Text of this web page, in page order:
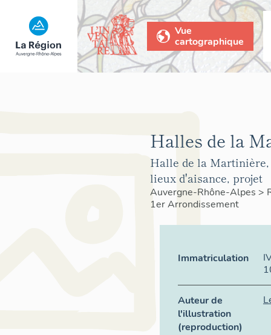
Vue
cartographique
Halles de la
Halle de la
lieux d'aisance, projet
Auvergne-Rhône-Alpes >
1er Arrondissement
Immatriculation
Auteur de
l'illustration
(reproduction)